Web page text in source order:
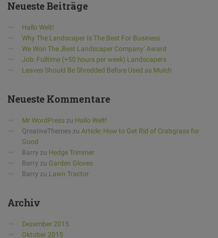
NeuesteBeiträge
Hallo Welt!
Why The Landscaper Is The Best For Business
We Won The ‚Best Landscaper Company‘ Award
Job: Fulltime (+50 hours per week) Landscapers
Leaves Should Be Shredded Before Used as Mulch
Neueste Kommentare
Mr WordPress zu Hallo Welt!
QreativeThemes zu Article: How to Get Rid of Crabgrass for
Good
Barry zu Hedge Trimmer
Barry zu Garden Gloves
Barry zu Lawn Tractor
Archiv
Dezember 2015
Oktober 2015